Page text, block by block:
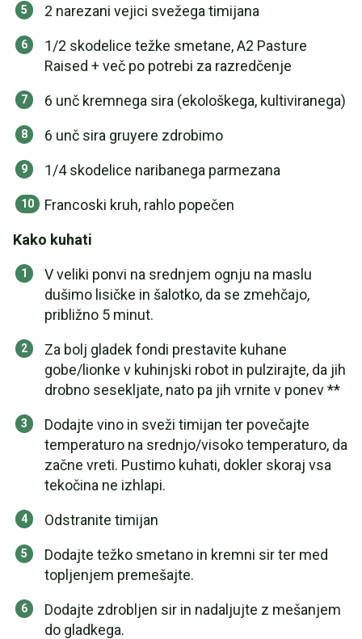
2 narezani vejici svežega timijana
1/2 skodelice težke smetane, A2 Pasture
Raised + več po potrebi za razredčenje
6 unč kremnega sira (ekološkega, kultiviranega)
6 unč sira gruyere zdrobimo
1/4 skodelice naribanega parmezana
Francoski kruh, rahlo popečen
Kako kuhati
V veliki ponvi na srednjem ognju na maslu
dušimo lisičke in šalotko, da se zmehčajo,
približno 5 minut.
Za bolj gladek fondi prestavite kuhane
gobe/lionke v kuhinjski robot in pulzirajte, da jih
drobno sesekljate, nato pa jih vrnite v ponev **
Dodajte vino in sveži timijan ter povečajte
temperaturo na srednjo/visoko temperaturo, da
začne vreti. Pustimo kuhati, dokler skoraj vsa
tekočina ne izhlapi.
Odstranite timijan
Dodajte težko smetano in kremni sir ter med
topljenjem premešajte.
Dodajte zdrobljen sir in nadaljujte z mešanjem
do gladkega.